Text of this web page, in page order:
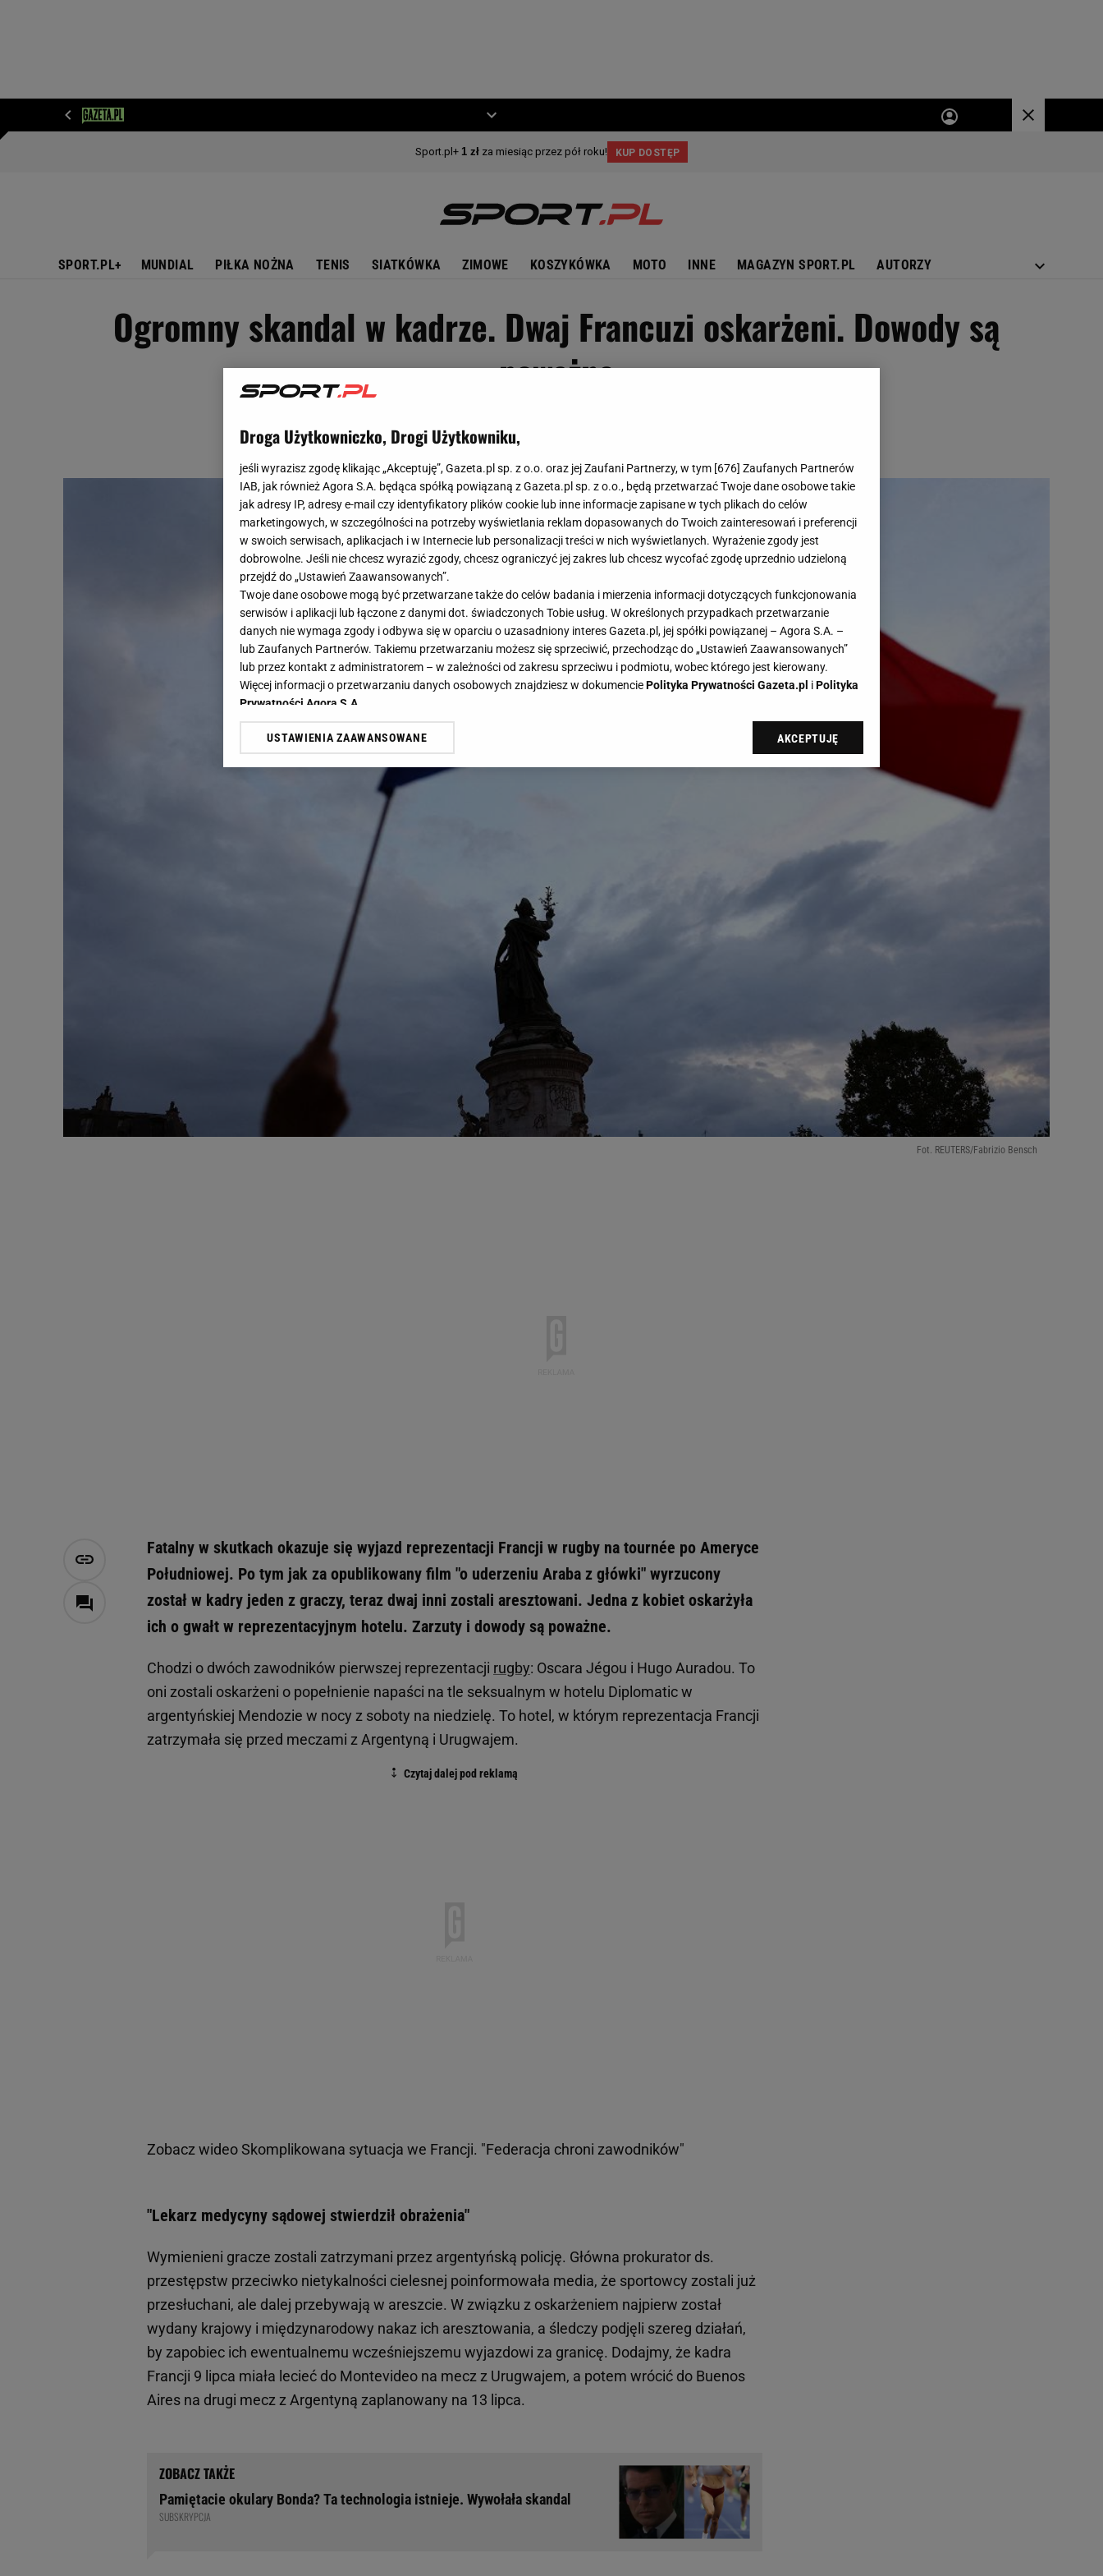
SPORT.PL+ MUNDIAL PIŁKA NOŻNA TENIS SIATKÓWKA ZIMOWE KOSZYKÓWKA MOTO INNE MAGAZYN SPORT.PL AUTORZY
Ogromny skandal w kadrze. Dwaj Francuzi oskarżeni. Dowody są
poważne
Fot. REUTERS/Fabrizio Bensch
Fatalny w skutkach okazuje się wyjazd reprezentacji Francji w rugby na tournée po Ameryce
Południowej. Po tym jak za opublikowany film "o uderzeniu Araba z główki" wyrzucony
został w kadry jeden z graczy, teraz dwaj inni zostali aresztowani. Jedna z kobiet oskarżyła
ich o gwałt w reprezentacyjnym hotelu. Zarzuty i dowody są poważne.
Chodzi o dwóch zawodników pierwszej reprezentacji rugby: Oscara Jégou i Hugo Auradou. To
oni zostali oskarżeni o popełnienie napaści na tle seksualnym w hotelu Diplomatic w
argentyńskiej Mendozie w nocy z soboty na niedzielę. To hotel, w którym reprezentacja Francji
zatrzymała się przed meczami z Argentyną i Urugwajem.
Zobacz wideoSkomplikowana sytuacja we Francji. "Federacja chroni zawodników"
"Lekarz medycyny sądowej stwierdził obrażenia"
Wymienieni gracze zostali zatrzymani przez argentyńską policję. Główna prokurator ds.
przestępstw przeciwko nietykalności cielesnej poinformowała media, że sportowcy zostali już
przesłuchani, ale dalej przebywają w areszcie. W związku z oskarżeniem najpierw został
wydany krajowy i międzynarodowy nakaz ich aresztowania, a śledczy podjęli szereg działań,
by zapobiec ich ewentualnemu wcześniejszemu wyjazdowi za granicę. Dodajmy, że kadra
Francji 9 lipca miała lecieć do Montevideo na mecz z Urugwajem, a potem wrócić do Buenos
Aires na drugi mecz z Argentyną zaplanowany na 13 lipca.
Pamiętacie okulary Bonda? Ta technologia istnieje. Wywołała skandal
SUBSKRYPCJA
Droga Użytkowniczko, Drogi Użytkowniku,
jeśli wyrazisz zgodę klikając „Akceptuję”, Gazeta.pl sp. z o.o. oraz jej Zaufani Partnerzy, w tym [676] Zaufanych Partnerów
IAB, jak również Agora S.A. będąca spółką powiązaną z Gazeta.pl sp. z o.o., będą przetwarzać Twoje dane osobowe takie
jak adresy IP, adresy e-mail czy identyfikatory plików cookie lub inne informacje zapisane w tych plikach do celów
marketingowych, w szczególności na potrzeby wyświetlania reklam dopasowanych do Twoich zainteresowań i preferencji
w swoich serwisach, aplikacjach i w Internecie lub personalizacji treści w nich wyświetlanych. Wyrażenie zgody jest
dobrowolne. Jeśli nie chcesz wyrazić zgody, chcesz ograniczyć jej zakres lub chcesz wycofać zgodę uprzednio udzieloną
przejdź do „Ustawień Zaawansowanych”.
Twoje dane osobowe mogą być przetwarzane także do celów badania i mierzenia informacji dotyczących funkcjonowania
serwisów i aplikacji lub łączone z danymi dot. świadczonych Tobie usług. W określonych przypadkach przetwarzanie
danych nie wymaga zgody i odbywa się w oparciu o uzasadniony interes Gazeta.pl, jej spółki powiązanej – Agora S.A. –
lub Zaufanych Partnerów. Takiemu przetwarzaniu możesz się sprzeciwić, przechodząc do „Ustawień Zaawansowanych”
lub przez kontakt z administratorem – w zależności od zakresu sprzeciwu i podmiotu, wobec którego jest kierowany.
Więcej informacji o przetwarzaniu danych osobowych znajdziesz w dokumenciePolityka Prywatności Gazeta.pl iPolityka
Prywatności Agora S.A.
Klikając „Akceptuję” wyrażasz też zgodę na zainstalowanie i przechowywanie plików cookie Gazeta.pl sp. z o.o., jej
Zaufanych Partnerów i Agora S.A. na Twoim urządzeniu końcowym. Możesz w każdej chwili zmienić swoje preferencje
dotyczące plików cookie, wywołując narzędzie do zarządzania twoimi preferencjami dot. przetwarzania danych poprzez
odnośnik „Ustawienia prywatności ” w stopce serwisu i przechodząc do „Ustawień Zaawansowanych”. Zmiana ustawień
plików cookie możliwa jest także za pomocą ustawień przeglądarki.
My, nasi Zaufani Partnerzy i Agora S.A. możemy przetwarzać dane osobowe w następujących celach:
Użycie dokładnych danych geolokalizacyjnych. Aktywne skanowanie charakterystyki urządzenia do celów identyfikacji.
Przechowywanie informacji na urządzeniu lub dostęp do nich. Spersonalizowane reklamy i treści, pomiar reklam i treści,
badnie odbiorców i ulepszanie usług.
Lista Zaufanych Partnerów
USTAWIENIA ZAAWANSOWANE AKCEPTUJĘ